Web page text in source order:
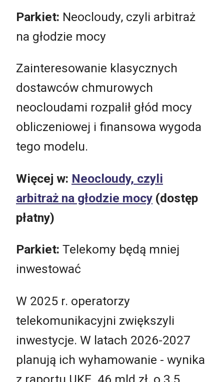
Parkiet: Neocloudy, czyli arbitraż
na głodzie mocy
Zainteresowanie klasycznych
dostawców chmurowych
neocloudami rozpalił głód mocy
obliczeniowej i finansowa wygoda
tego modelu.
Więcej w: Neocloudy, czyli
arbitraż na głodzie mocy (dostęp
płatny)
Parkiet: Telekomy będą mniej
inwestować
W 2025 r. operatorzy
telekomunikacyjni zwiększyli
inwestycje. W latach 2026-2027
planują ich wyhamowanie - wynika